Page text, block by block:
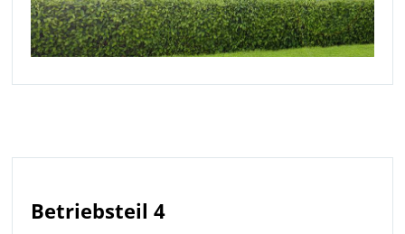
Betriebsteil 4